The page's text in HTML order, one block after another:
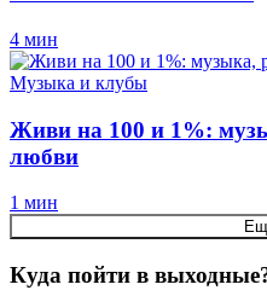
4 мин
Музыка и клубы
Живи на 100 и 1%:
любви
1 мин
Куда пойти в